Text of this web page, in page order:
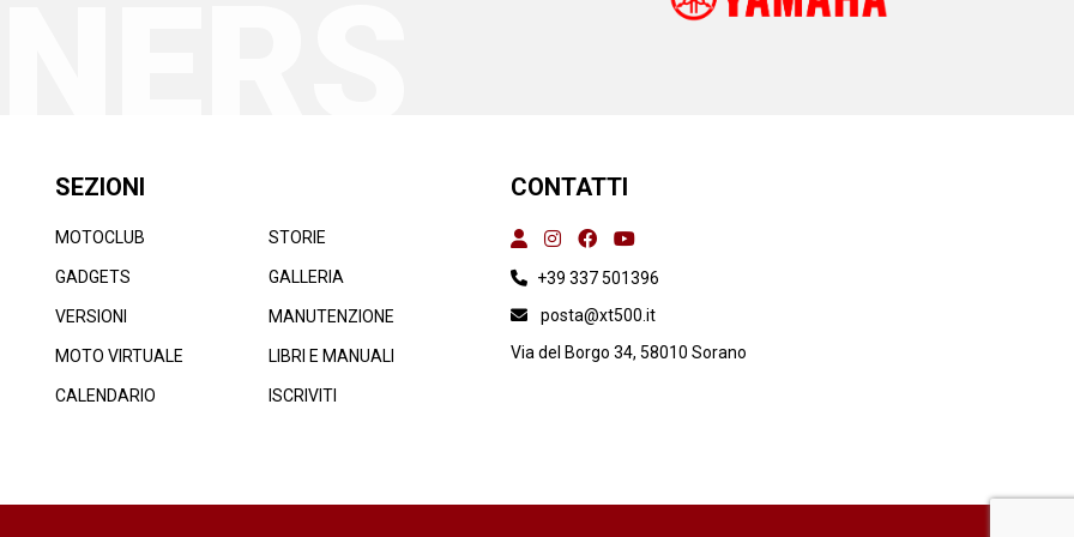
SEZIONI
MOTOCLUB STORIE
GADGETS GALLERIA
VERSIONI MANUTENZIONE
MOTO VIRTUALE LIBRI E MANUALI
CALENDARIO ISCRIVITI
CONTATTI
+39 337 501396
posta@xt500.it
Via del Borgo 34, 58010 Sorano